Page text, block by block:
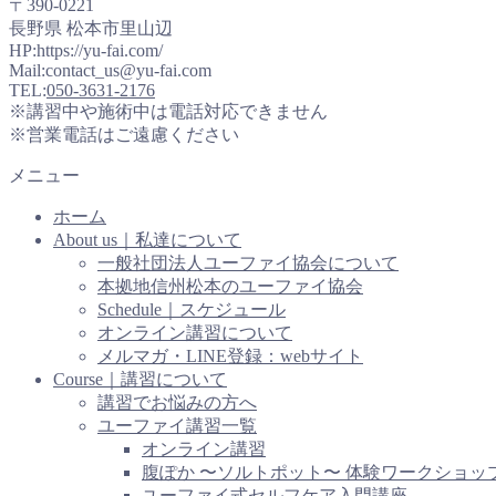
〒390-0221
長野県 松本市里山辺
HP:https://yu-fai.com/
Mail:contact_us@yu-fai.com
TEL:050-3631-2176
※講習中や施術中は電話対応できません
※営業電話はご遠慮ください
メニュー
ホーム
About us｜私達について
一般社団法人ユーファイ協会について
本拠地信州松本のユーファイ協会
Schedule｜スケジュール
オンライン講習について
メルマガ・LINE登録：webサイト
Course｜講習について
講習でお悩みの方へ
ユーファイ講習一覧
オンライン講習
腹ぽか 〜ソルトポット〜 体験ワークショッ